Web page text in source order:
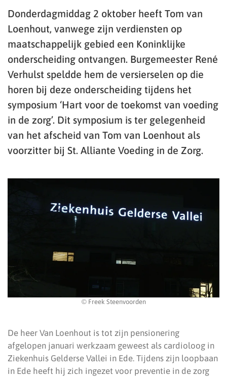
Donderdagmiddag 2 oktober heeft Tom van
Loenhout, vanwege zijn verdiensten op
maatschappelijk gebied een Koninklijke
onderscheiding ontvangen. Burgemeester René
Verhulst speldde hem de versierselen op die
horen bij deze onderscheiding tijdens het
symposium ‘Hart voor de toekomst van voeding
in de zorg’. Dit symposium is ter gelegenheid
van het afscheid van Tom van Loenhout als
voorzitter bij St. Alliante Voeding in de Zorg.
© Freek Steenvoorden
De heer Van Loenhout is tot zijn pensionering
afgelopen januari werkzaam geweest als cardioloog in
Ziekenhuis Gelderse Vallei in Ede. Tijdens zijn loopbaan
in Ede heeft hij zich ingezet voor preventie in de zorg